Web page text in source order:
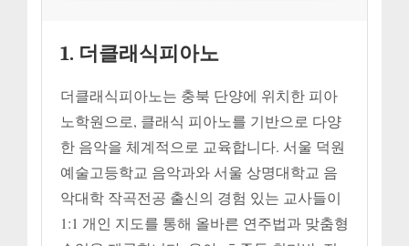
1. 더클래식피아노
더클래식피아노는 충북 단양에 위치한 피아
노학원으로, 클래식 피아노를 기반으로 다양
한 음악을 체계적으로 교육합니다. 서울 덕원
예술고등학교 음악과와 서울 상명대학교 음
악대학 작곡전공 출신의 경험 있는 교사들이
1:1 개인 지도를 통해 올바른 연주법과 맞춤형